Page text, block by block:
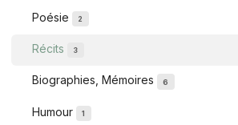
Poésie 2
Récits 3
Biographies, Mémoires 6
Humour 1